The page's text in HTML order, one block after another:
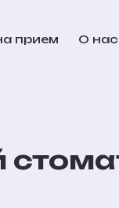
прием О нас